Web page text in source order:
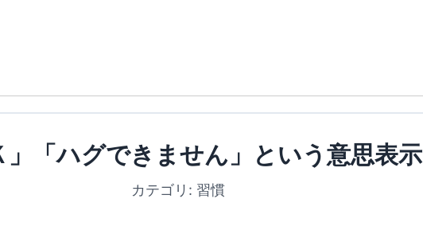
」「ハグできません」という意思表示
カテゴリ: 習慣